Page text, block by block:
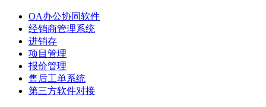
OA办公协同软件
经销商管理系统
进销存
项目管理
报价管理
售后工单系统
第三方软件对接